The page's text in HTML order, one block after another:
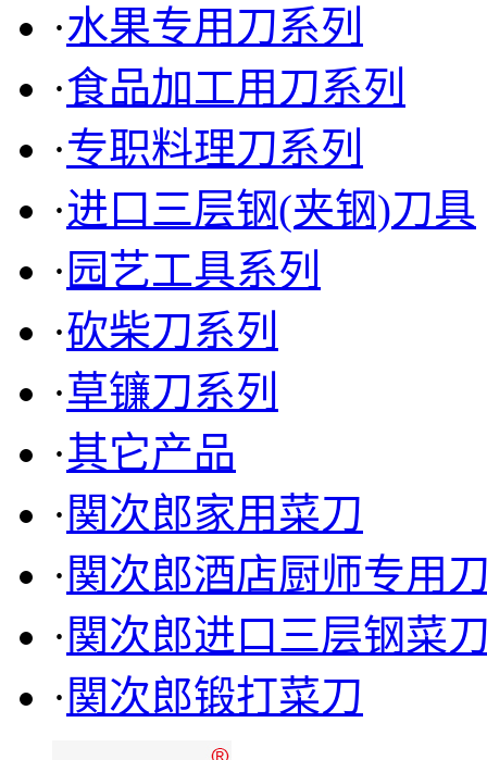
TF-5009 进口三层钢角厚
菜刀(PK柄)
·水果专用刀系列
·食品加工用刀系列
·专职料理刀系列
·进口三层钢(夹钢)刀具
· 园艺工具系列
·砍柴刀系列
·草镰刀系列
·其它产品
· 関次郎家用菜刀
· 関次郎酒店厨师专用
· 関次郎进口三层钢菜
· 関次郎锻打菜刀